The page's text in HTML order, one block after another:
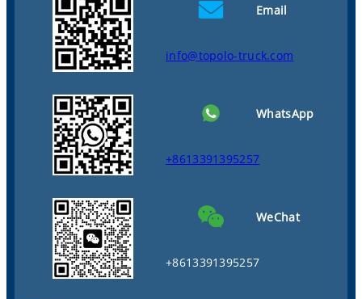
Email
info@topolo-truck.com
WhatsApp
+8613391395257
WeChat
+8613391395257